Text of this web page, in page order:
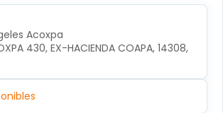
Acoxpa
430, EX-HACIENDA COAPA, 14308,